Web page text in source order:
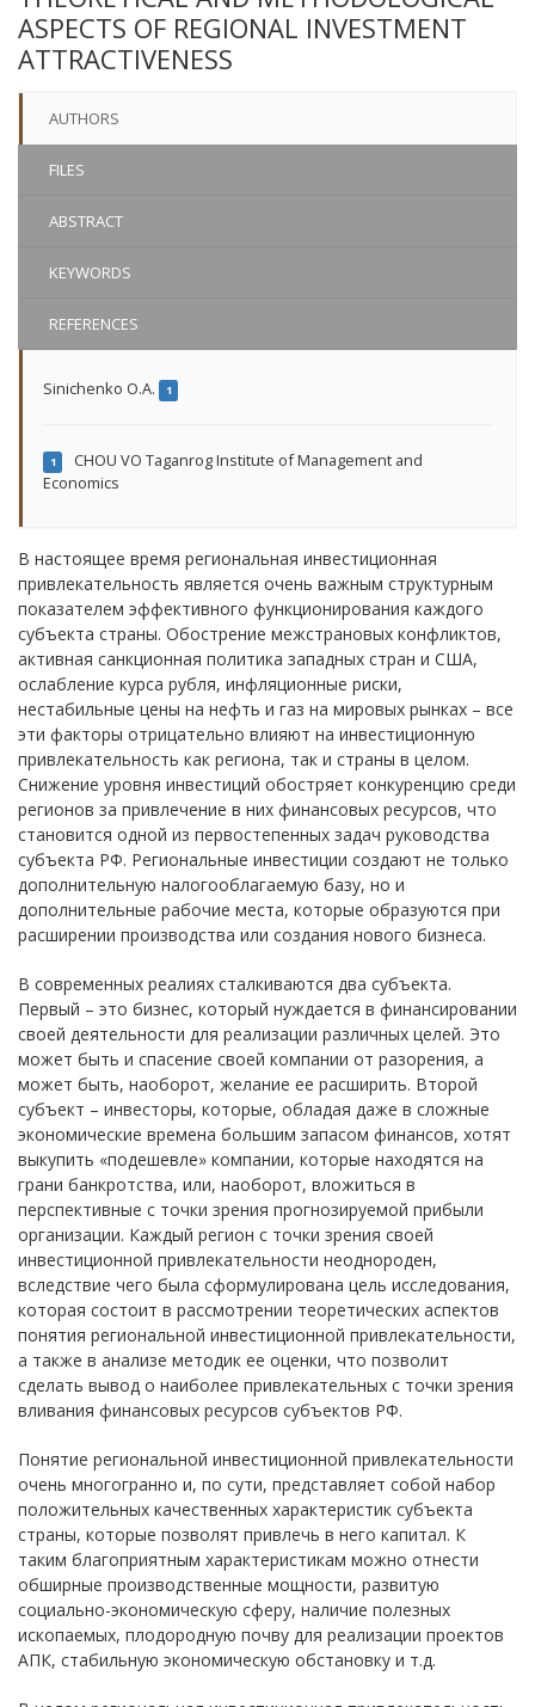
ASPECTS OF REGIONAL INVESTMENT
ATTRACTIVENESS
AUTHORS
FILES
ABSTRACT
KEYWORDS
REFERENCES
Sinichenko O.A. 1
1
CHOU VO Taganrog Institute of Management and
Economics
В настоящее время региональная инвестиционная
привлекательность является очень важным структурным
показателем эффективного функционирования каждого
субъекта страны. Обострение межстрановых конфликтов,
активная санкционная политика западных стран и США,
ослабление курса рубля, инфляционные риски,
нестабильные цены на нефть и газ на мировых рынках – все
эти факторы отрицательно влияют на инвестиционную
привлекательность как региона, так и страны в целом.
Снижение уровня инвестиций обостряет конкуренцию среди
регионов за привлечение в них финансовых ресурсов, что
становится одной из первостепенных задач руководства
субъекта РФ. Региональные инвестиции создают не только
дополнительную налогооблагаемую базу, но и
дополнительные рабочие места, которые образуются при
расширении производства или создания нового бизнеса.
В современных реалиях сталкиваются два субъекта.
Первый – это бизнес, который нуждается в финансировании
своей деятельности для реализации различных целей. Это
может быть и спасение своей компании от разорения, а
может быть, наоборот, желание ее расширить. Второй
субъект – инвесторы, которые, обладая даже в сложные
экономические времена большим запасом финансов, хотят
выкупить «подешевле» компании, которые находятся на
грани банкротства, или, наоборот, вложиться в
перспективные с точки зрения прогнозируемой прибыли
организации. Каждый регион с точки зрения своей
инвестиционной привлекательности неоднороден,
вследствие чего была сформулирована цель исследования,
которая состоит в рассмотрении теоретических аспектов
понятия региональной инвестиционной привлекательности,
а также в анализе методик ее оценки, что позволит
сделать вывод о наиболее привлекательных с точки зрения
вливания финансовых ресурсов субъектов РФ.
Понятие региональной инвестиционной привлекательности
очень многогранно и, по сути, представляет собой набор
положительных качественных характеристик субъекта
страны, которые позволят привлечь в него капитал. К
таким благоприятным характеристикам можно отнести
обширные производственные мощности, развитую
социально-экономическую сферу, наличие полезных
ископаемых, плодородную почву для реализации проектов
АПК, стабильную экономическую обстановку и т.д.